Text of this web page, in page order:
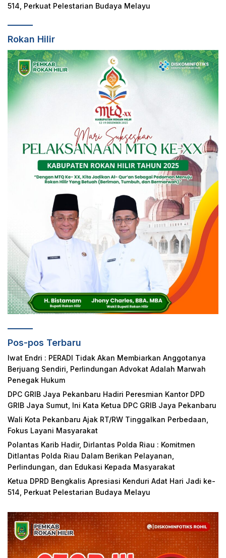
514, Perkuat Pelestarian Budaya Melayu
Rokan Hilir
Pos-pos Terbaru
Iwat Endri : PERADI Tidak Akan Membiarkan Anggotanya
Berjuang Sendiri, Perlindungan Advokat Adalah Marwah
Penegak Hukum
DPC GRIB Jaya Pekanbaru Hadiri Peresmian Kantor DPD
GRIB Jaya Sumut, Ini Kata Ketua DPC GRIB Jaya Pekanbaru
Wali Kota Pekanbaru Ajak RT/RW Tinggalkan Perbedaan,
Fokus Layani Masyarakat
Polantas Karib Hadir, Dirlantas Polda Riau : Komitmen
Ditlantas Polda Riau Dalam Berikan Pelayanan,
Perlindungan, dan Edukasi Kepada Masyarakat
Ketua DPRD Bengkalis Apresiasi Kenduri Adat Hari Jadi ke-
514, Perkuat Pelestarian Budaya Melayu